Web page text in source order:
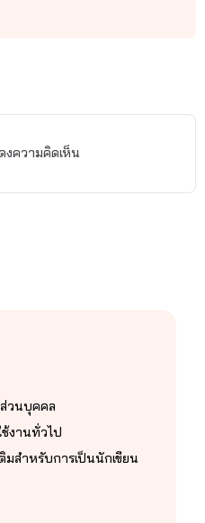
งความคิดเห็น
วนบุคคล
งานทั่วไป
มสำหรับการเป็นนักเขียน